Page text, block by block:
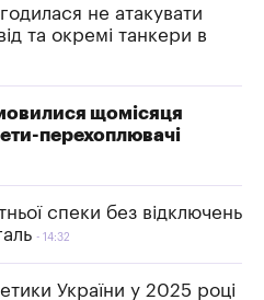
не атакувати
та окремі танкери в
щомісяця
перехоплювачі
спеки без відключень
14:32
України у 2025 році